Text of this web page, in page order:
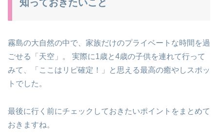
知っておきたいこと
霧島の大自然の中で、家族だけのプライベートな時間を過
ごせる「天空」。 実際に1歳と4歳の子供を連れて行って
みて、「ここはリピ確定！」と思える最高の癒やしスポッ
トでした。
最後に行く前にチェックしておきたいポイントをまとめて
おきますね。